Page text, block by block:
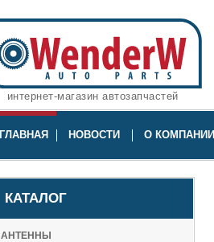
интернет-магазин автозапчастей
ГЛАВНАЯ НОВОСТИ О КОМПАНИИ
КАТАЛОГ
АНТЕННЫ